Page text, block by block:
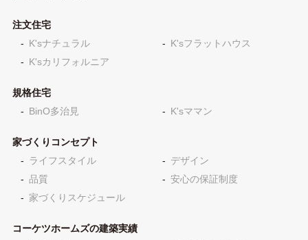
注文住宅
K'sナチュラル
K'sフラットハウス
K'sカリフォルニア
規格住宅
BinO多治見
K'sママン
家づくりコンセプト
ライフスタイル
デザイン
品質
安心の保証制度
家づくりスケジュール
コーケツホームズの建築実績